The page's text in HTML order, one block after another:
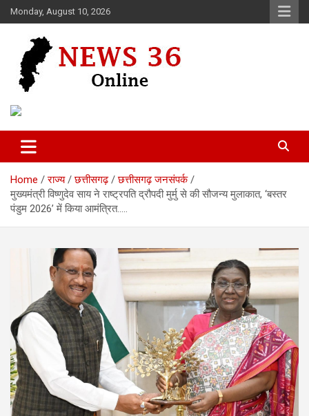
Skip
to
Monday, August 10, 2026
News 36
Home राज्य छत्तीसगढ़
छत्तीसगढ़ जनसंपर्क
मुख्यमंत्री विष्णुदेव साय ने राष्ट्रपति द्रौपदी मुर्मु से की सौजन्य मुलाकात, ‘बस्तर
पंडुम 2026’ में किया आमंत्रित…..